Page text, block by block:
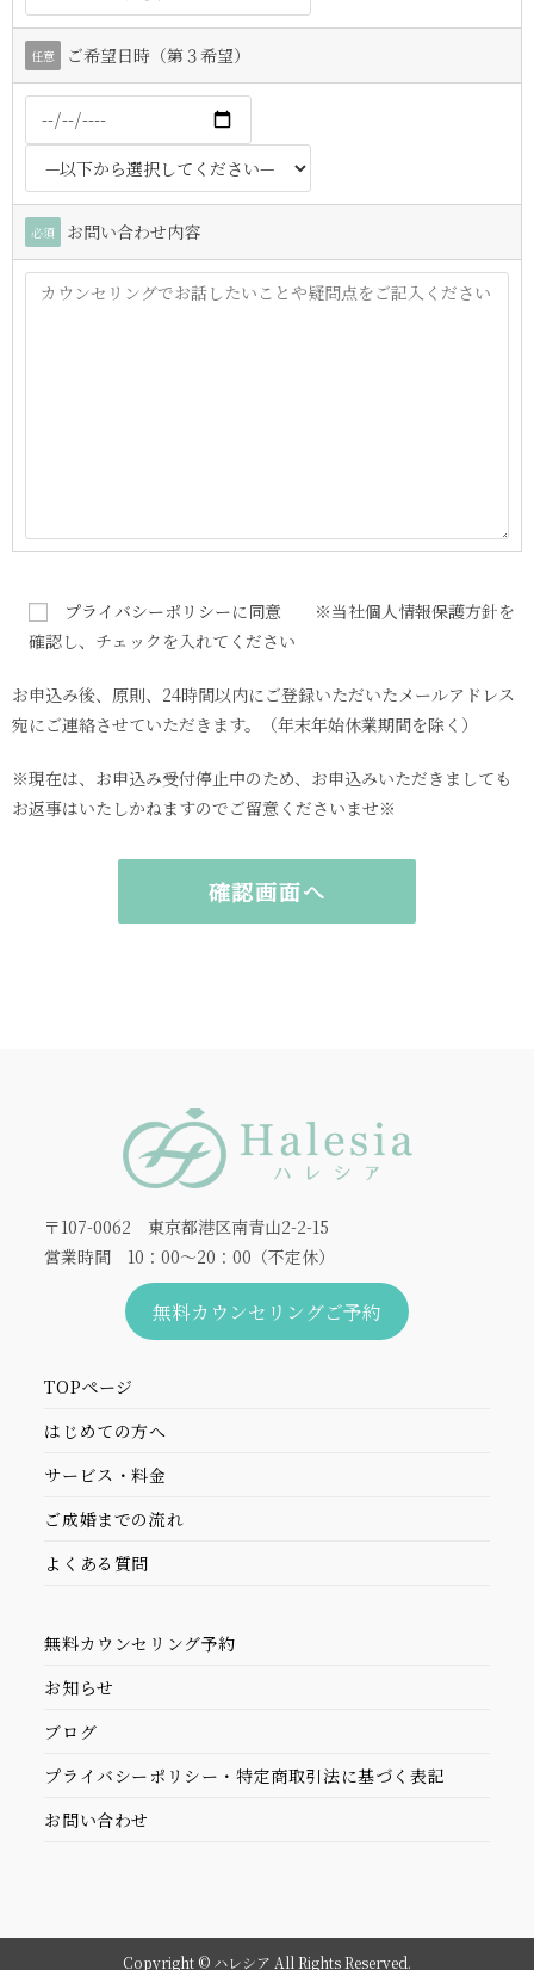
任意 ご希望日時（第３希望）
必須 お問い合わせ内容
プライバシーポリシーに同意 ※当社個人情報保護方針を
確認し、チェックを入れてください
お申込み後、原則、24時間以内にご登録いただいたメールアドレス
宛にご連絡させていただきます。（年末年始休業期間を除く）
※現在は、お申込み受付停止中のため、お申込みいただきましても
お返事はいたしかねますのでご留意くださいませ※
〒107-0062 東京都港区南青山2-2-15
営業時間 10：00～20：00（不定休）
無料カウンセリングご予約
TOPページ
はじめての方へ
サービス・料金
ご成婚までの流れ
よくある質問
無料カウンセリング予約
お知らせ
ブログ
プライバシーポリシー・特定商取引法に基づく表記
お問い合わせ
Copyright © ハレシア All Rights Reserved.